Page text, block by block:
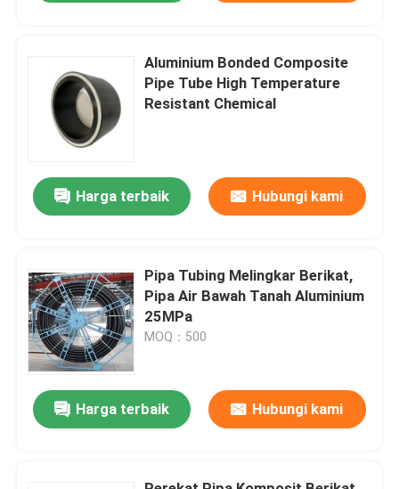
Tampilan VR
Tentang kita
Wisata pabrik
Hubungi kami
Berita
Quote request suatu
Pipa Termoplastik Bertulang
Aluminium Bonded Composite
Pipe Tube High Temperature
Resistant Chemical
Harga terbaik Hubungi kami
Pipa Tubing Melingkar Berikat,
Pipa Air Bawah Tanah Aluminium
25MPa
MOQ：500
Harga terbaik Hubungi kami